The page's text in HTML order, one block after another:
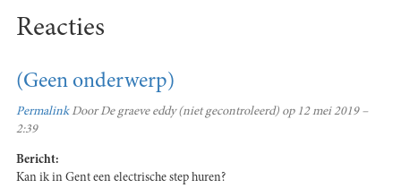
Reacties
(Geen onderwerp)
PermalinkDoorDe graeve eddy (niet gecontroleerd) op 12 mei 2019 –
2:39
Bericht:
Kan ik in Gent een electrische step huren?